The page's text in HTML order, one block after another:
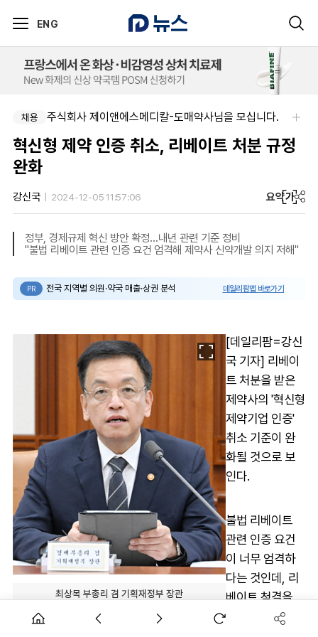
ENG
채용 주식회사 제이앤에스메디칼-도매약사님을 모십니다.
혁신형 제약 인증 취소, 리베이트 처분 규정
완화
강신국 2024-12-05 11:57:06 요약가
정부, 경제규제 혁신 방안 확정...내년 관련 기준 정비
"불법 리베이트 관련 인증 요건 엄격해 제약사 신약개발 의지 저해"
PR 전국 지역별 의원·약국 매출·상권 분석 데일리팜맵 바로가기
최상목 부총리 겸 기획재정부 장관
[데일리팜=강신
국 기자] 리베이
트 처분을 받은
제약사의 '혁신형
제약기업 인증'
취소 기준이 완
화될 것으로 보
인다.
불법 리베이트
관련 인증 요건
이 너무 엄격하
다는 것인데, 리
베이트 척결을
내건 기존 정부